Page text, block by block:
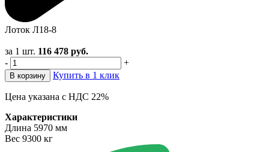
Лоток Л18-8
за 1 шт. 116 478 руб.
-
+
В корзину Купить в 1 клик
Цена указана с НДС 22%
Характеристики
Длина 5970 мм
Вес 9300 кг